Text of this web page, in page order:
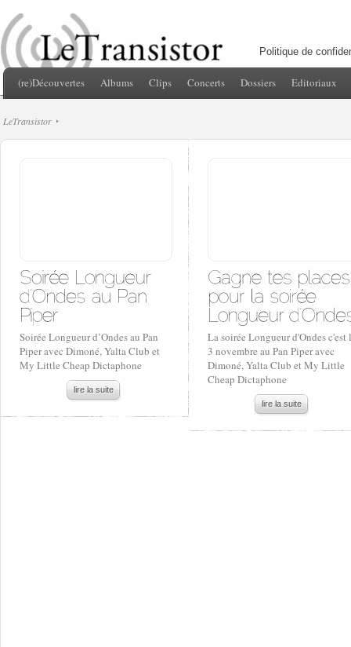
Politique de
(re)Découvertes Albums Clips Concerts Dossiers Editoriaux
LeTransistor
Soirée Longueur d’Ondes au Pan
Piper avec Dimoné, Yalta Club et
My Little Cheap Dictaphone
lire la suite
La soirée Longueur d'Ondes c'est
3 novembre au Pan Piper avec
Dimoné, Yalta Club et My Little
Cheap Dictaphone
lire la suite